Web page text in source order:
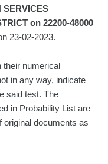
SERVICES
on 22200-48000
23-02-2023.
their numerical
in any way, indicate
said test. The
in Probability List are
original documents as